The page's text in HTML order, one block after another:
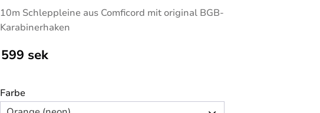
10m Schleppleine aus Comficord mit original BGB-
Karabinerhaken
599 sek
Farbe